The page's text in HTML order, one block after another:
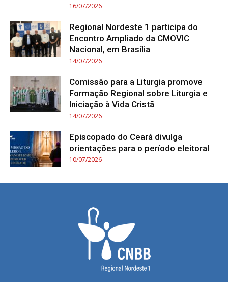
16/07/2026
Regional Nordeste 1 participa do
Encontro Ampliado da CMOVIC
Nacional, em Brasília
14/07/2026
Comissão para a Liturgia promove
Formação Regional sobre Liturgia e
Iniciação à Vida Cristã
14/07/2026
Episcopado do Ceará divulga
orientações para o período eleitoral
10/07/2026